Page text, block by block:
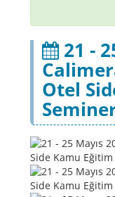
21 -
Otel